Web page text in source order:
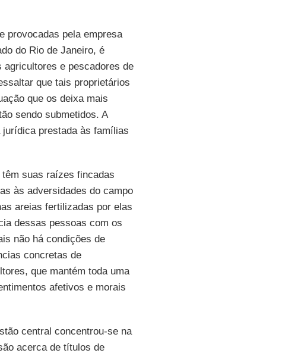
provocadas pela empresa
do Rio de Janeiro, é
agricultores e pescadores de
que tais proprietários
que os deixa mais
sendo submetidos. A
prestada às famílias
suas raízes fincadas
às adversidades do campo
areias fertilizadas por elas
dessas pessoas com os
não há condições de
concretas de
que mantém toda uma
afetivos e morais
central concentrou-se na
acerca de títulos de